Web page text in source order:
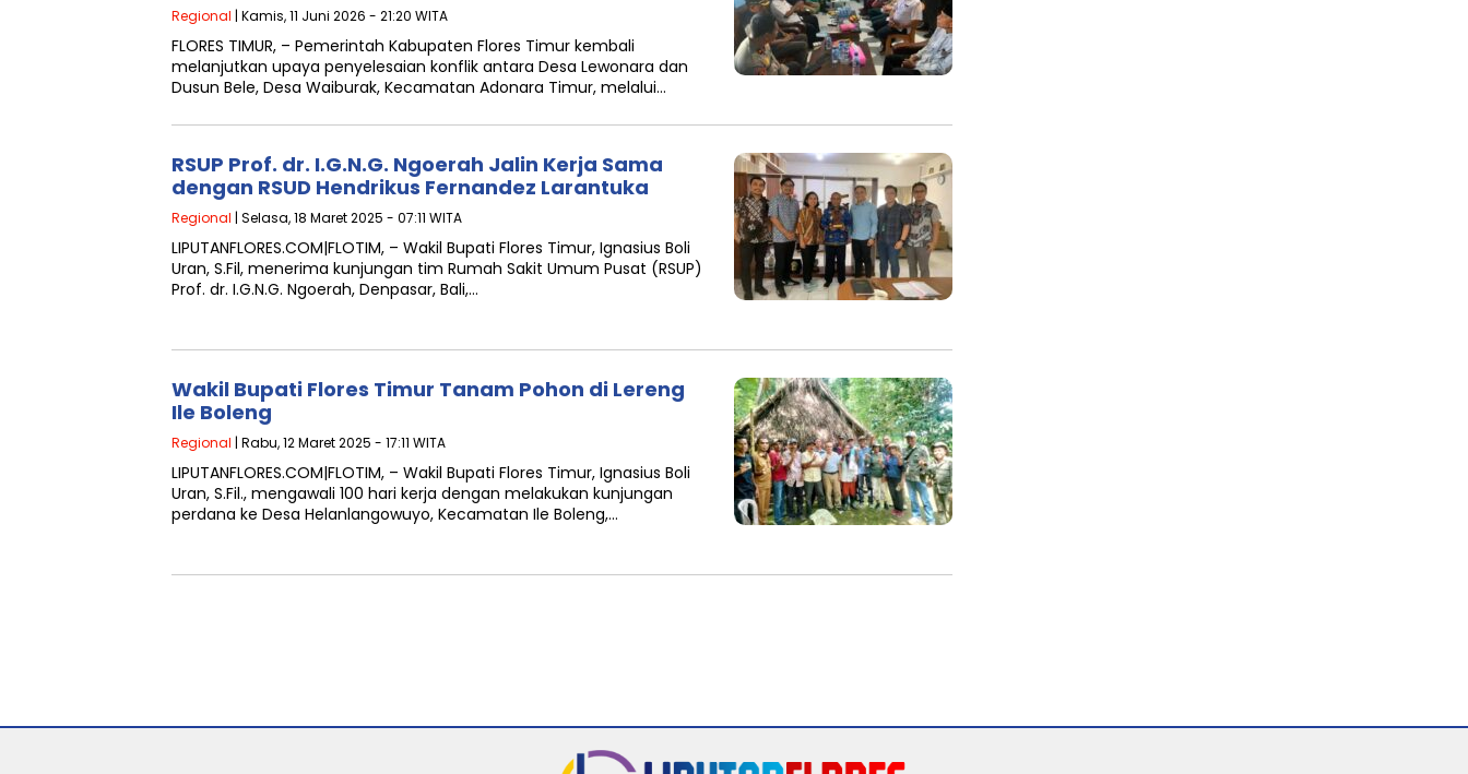
Regional | Kamis, 11 Juni 2026 - 21:20 WITA
FLORES TIMUR, – Pemerintah Kabupaten Flores Timur kembali
melanjutkan upaya penyelesaian konflik antara Desa Lewonara dan
Dusun Bele, Desa Waiburak, Kecamatan Adonara Timur, melalui…
RSUP Prof. dr. I.G.N.G. Ngoerah Jalin Kerja Sama
dengan RSUD Hendrikus Fernandez Larantuka
Regional | Selasa, 18 Maret 2025 - 07:11 WITA
LIPUTANFLORES.COM|FLOTIM, – Wakil Bupati Flores Timur, Ignasius Boli
Uran, S.Fil, menerima kunjungan tim Rumah Sakit Umum Pusat (RSUP)
Prof. dr. I.G.N.G. Ngoerah, Denpasar, Bali,…
Wakil Bupati Flores Timur Tanam Pohon di Lereng
Ile Boleng
Regional | Rabu, 12 Maret 2025 - 17:11 WITA
LIPUTANFLORES.COM|FLOTIM, – Wakil Bupati Flores Timur, Ignasius Boli
Uran, S.Fil., mengawali 100 hari kerja dengan melakukan kunjungan
perdana ke Desa Helanlangowuyo, Kecamatan Ile Boleng,…